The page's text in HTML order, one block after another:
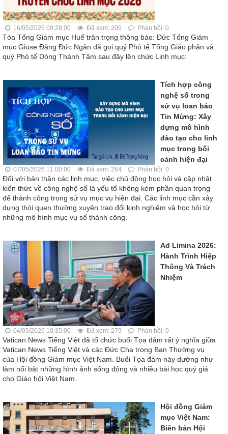
16/05/2026 09:28:00 Đã xem: 205 Phản hồi: 0
Tòa Tổng Giám mục Huế trân trọng thông báo: Đức Tổng Giám
mục Giuse Đặng Đức Ngân đã gọi quý Phó tế Tổng Giáo phận và
quý Phó tế Dòng Thánh Tâm sau đây lên chức Linh mục:
Tích hợp công
nghệ số trong
sứ vụ loan báo
Tin Mừng: Xây
dựng mô hình
đào tạo cho linh
mục trong bối
cảnh hiện đại
07/05/2026 11:00:00 Đã xem: 264 Phản hồi: 0
Đối với bản thân các linh mục, việc chủ động học hỏi và cập nhật
kiến thức về công nghệ số là yếu tố không kém phần quan trọng
để thành công trong sứ vụ mục vụ hiện đại. Các linh mục cần xây
dựng thói quen thường xuyên trao đổi kinh nghiệm và học hỏi từ
những mô hình mục vụ số thành công.
Ad Limina 2026:
Hành Trình Hiệp
Thông Và Trách
Nhiệm
04/05/2026 10:35:00 Đã xem: 279 Phản hồi: 0
Vatican News Tiếng Việt đã tổ chức buổi Tọa đàm rất ý nghĩa giữa
Vatican News Tiếng Việt và các Đức Cha trong Ban Thường vụ
của Hội đồng Giám mục Việt Nam. Buổi Tọa đàm này dường như
làm nổi bật những hình ảnh sống động và nhiều bài học quý giá
cho Giáo hội Việt Nam.
Hội đồng Giám
mục Việt Nam:
Biên bản Hội